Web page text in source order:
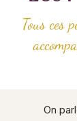
Tous ces
On